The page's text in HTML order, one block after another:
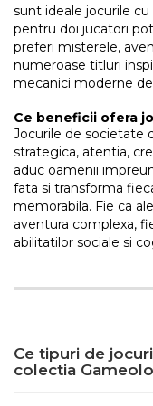
sunt ideale jocurile
pentru doi jucatori
preferi misterele,
numeroase titluri
mecanici moderne
Ce beneficii ofera
Jocurile de societate
strategica, atentia,
aduc oamenii
fata si transforma
memorabila. Fie ca
aventura complexa,
abilitatilor sociale si
Ce tipuri de
colectia